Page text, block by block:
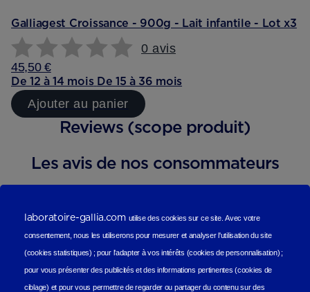
Galliagest Croissance - 900g - Lait infantile - Lot x3
0 avis
45,50 €
De 12 à 14 mois De 15 à 36 mois
Ajouter au panier
Reviews (scope produit)
Les avis de nos consommateurs
laboratoire-gallia.com utilise des cookies sur ce site.Avec votre
consentement, nous les utiliseronspour mesurer et analyser l'utilisation du site
(cookies statistiques) ;pour l'adapter à vos intérêts (cookies de personnalisation) ;
pour vous présenter des publicités et des informations pertinentes (cookies de
ciblage) et pour vous permettre de regarder ou partager du contenu sur des